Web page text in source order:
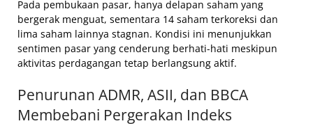
Pada pembukaan pasar, hanya delapan saham yang
bergerak menguat, sementara 14 saham terkoreksi dan
lima saham lainnya stagnan. Kondisi ini menunjukkan
sentimen pasar yang cenderung berhati-hati meskipun
aktivitas perdagangan tetap berlangsung aktif.
Penurunan ADMR, ASII, dan BBCA
Membebani Pergerakan Indeks